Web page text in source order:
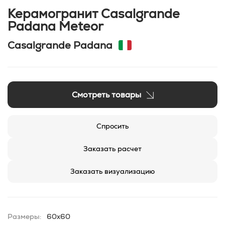
Керамогранит Casalgrande
Padana Meteor
Casalgrande Padana
Смотреть товары
Спросить
Заказать расчет
Заказать визуализацию
Размеры: 60x60